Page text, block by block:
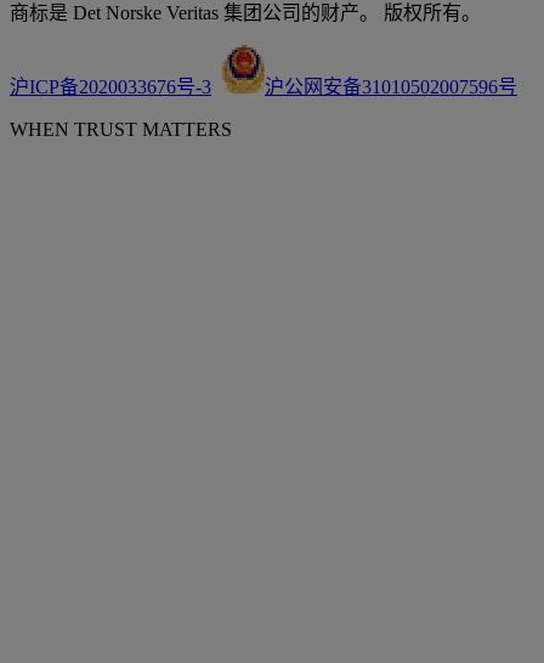
商标是 Det Norske Veritas 集团公司的财产。 版权所有。
沪ICP备2020033676号-3 沪公网安备31010502007596号
WHEN TRUST MATTERS